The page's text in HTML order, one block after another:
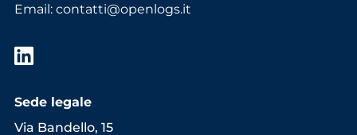
Email: contatti@openlogs.it
Sede legale
Via Bandello, 15